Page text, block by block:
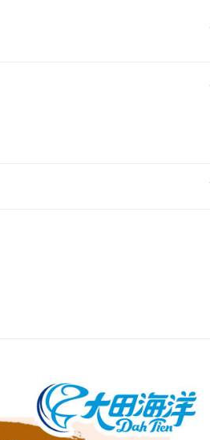
、不需綁卡、不需儲值。
，簡訊認證，即可結帳。
服務後，再付款。